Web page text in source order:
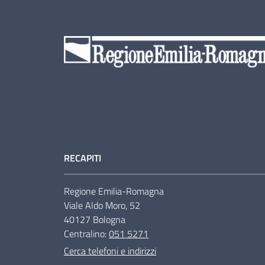
RECAPITI
Regione Emilia-Romagna
Viale Aldo Moro, 52
40127 Bologna
Centralino:051 5271
Cerca telefoni e indirizzi